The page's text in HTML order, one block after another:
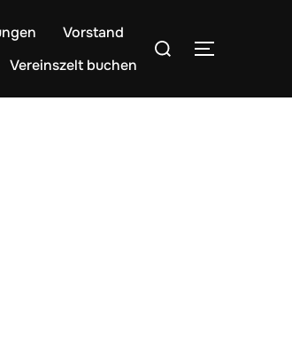
Vorstand
Vereinszelt buchen
Suchen